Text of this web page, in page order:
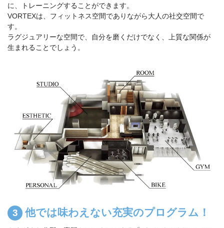
に、トレーニングすることができます。
VORTEXは、フィットネス空間でありながら大人の社交空間で
す。
ラグジュアリーな空間で、自分を磨くだけでなく、上質な関係が
生まれることでしょう。
他では味わえない充実のプログラム！